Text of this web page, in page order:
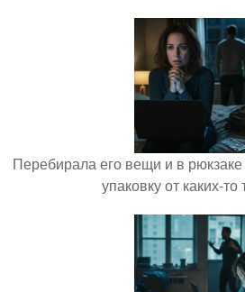
Перебирала его вещи и в рюкзаке
упаковку от каких-то